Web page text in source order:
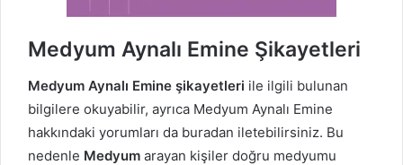
Medyum Aynalı Emine Şikayetleri
Medyum Aynalı Emine şikayetleri ile ilgili bulunan
bilgilere okuyabilir, ayrıca Medyum Aynalı Emine
hakkındaki yorumları da buradan iletebilirsiniz. Bu
nedenle Medyum arayan kişiler doğru medyumu